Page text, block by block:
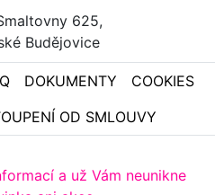
625,
Budějovice
DOKUMENTY
COOKIES
OD SMLOUVY
a už Vám neunikne